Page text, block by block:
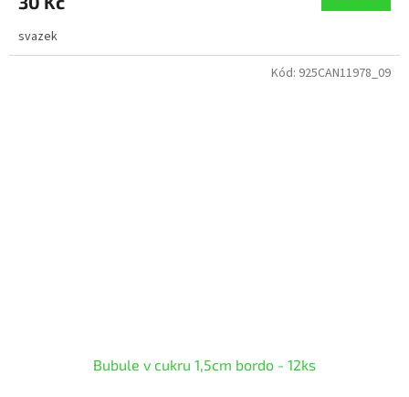
svazek
Bubule v cukru 1,5cm bordo - 12ks
Kód: 925CAN11978_09